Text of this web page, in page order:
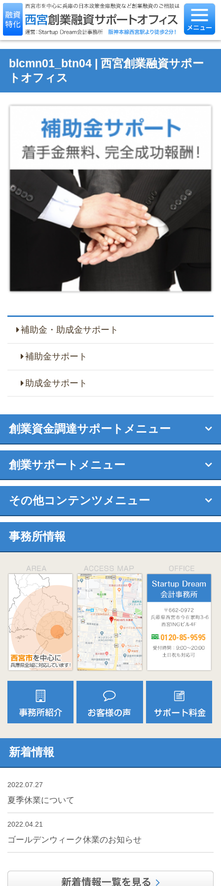
blcmn01_btn04 | 西宮創業融資サポー
トオフィス
補助金・助成金サポート
補助金サポート
助成金サポート
創業資金調達サポートメニュー
創業サポートメニュー
その他コンテンツメニュー
事務所情報
0120-85-9595
新着情報
2022.07.27
夏季休業について
2022.04.21
ゴールデンウィーク休業のお知らせ